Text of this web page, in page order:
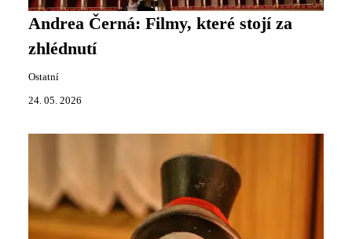
Andrea Černá: Filmy, které stojí za
zhlédnutí
Ostatní
24. 05. 2026